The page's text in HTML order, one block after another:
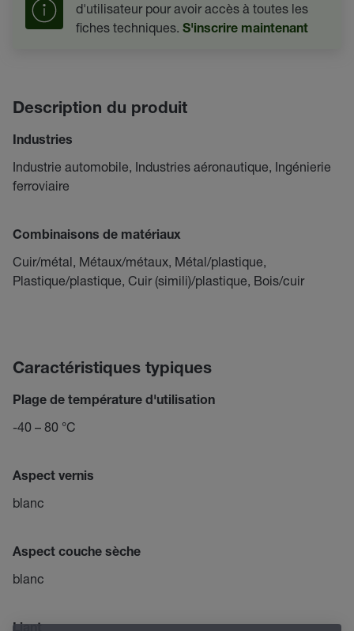
d'utilisateur pour avoir accès à toutes les
fiches techniques. S'inscrire maintenant
Description du produit
Industries
Industrie automobile, Industries aéronautique, Ingénierie
ferroviaire
Combinaisons de matériaux
Cuir/métal, Métaux/métaux, Métal/plastique,
Plastique/plastique, Cuir (simili)/plastique, Bois/cuir
Caractéristiques typiques
Plage de température d'utilisation
-40 – 80 °C
Aspect vernis
blanc
Aspect couche sèche
blanc